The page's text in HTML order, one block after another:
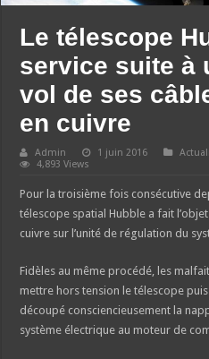
Le télescope
service suite à
vol de ses
en cuivre
Admin 1 juin 2016
4,893 Views
Pour la troisième fois consécutive
télescope spatial Hubble a fait
cuivre sur l’unité de régulation du
Fidèles au même procédé, les
mettre hors tension le télescope
découpé consciencieusement la
système électrique au moteur de